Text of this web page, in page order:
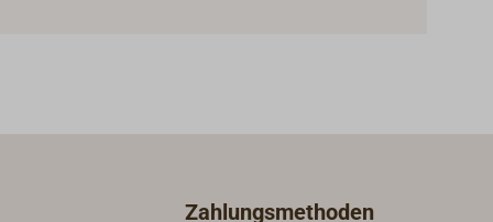
Zahlungsmethoden